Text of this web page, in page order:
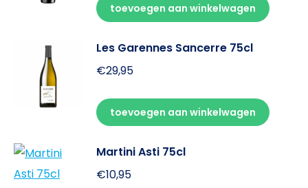
toevoegen aan winkelwagen
Les Garennes Sancerre 75cl
€29,95
toevoegen aan winkelwagen
Martini Asti 75cl
€10,95